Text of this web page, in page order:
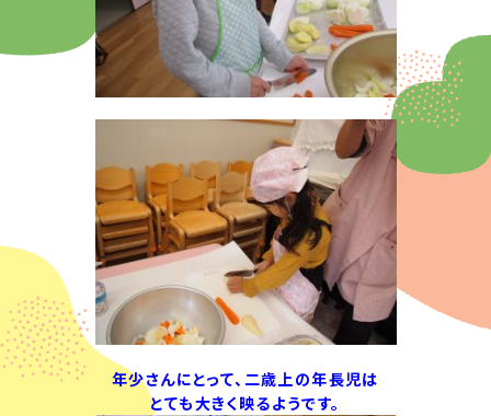
年少さんにとって、二歳上の年長児は
とても大きく映るようです。